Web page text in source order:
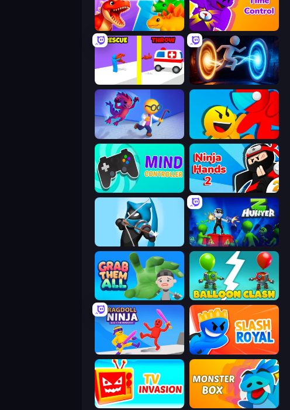
Idle Dino Farm Tycoon Simulator 3D Time Control!
Rescue Throw Portal Escape
Bounce Out Riot Escape
Mind Controller Ninja Hands 2
Z Hunter
Grab Them All Balloon Clash
Ragdoll Ninja: Imposter Hero Slash Royal
TV Invasion Monster Box